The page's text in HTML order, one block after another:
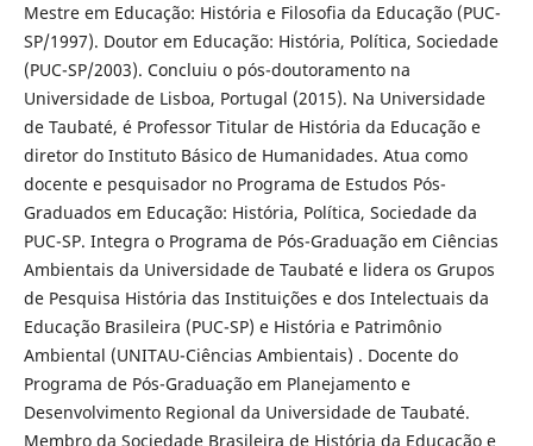
Mestre em Educação: História e Filosofia da Educação (PUC-
SP/1997). Doutor em Educação: História, Política, Sociedade
(PUC-SP/2003). Concluiu o pós-doutoramento na
Universidade de Lisboa, Portugal (2015). Na Universidade
de Taubaté, é Professor Titular de História da Educação e
diretor do Instituto Básico de Humanidades. Atua como
docente e pesquisador no Programa de Estudos Pós-
Graduados em Educação: História, Política, Sociedade da
PUC-SP. Integra o Programa de Pós-Graduação em Ciências
Ambientais da Universidade de Taubaté e lidera os Grupos
de Pesquisa História das Instituições e dos Intelectuais da
Educação Brasileira (PUC-SP) e História e Patrimônio
Ambiental (UNITAU-Ciências Ambientais) . Docente do
Programa de Pós-Graduação em Planejamento e
Desenvolvimento Regional da Universidade de Taubaté.
Membro da Sociedade Brasileira de História da Educação e